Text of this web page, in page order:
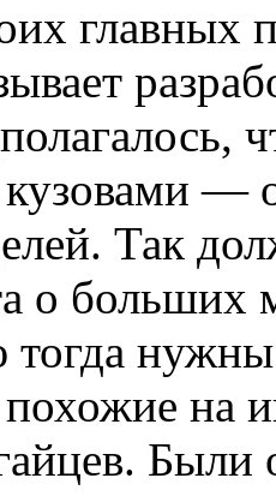
главных
—
Так
о
тогда
похожие на
Были